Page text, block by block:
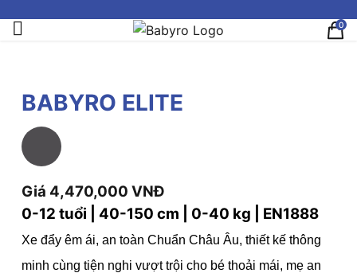
0
BABYRO ELITE
Giá 4,470,000 VNĐ
0-12 tuổi | 40-150 cm | 0-40 kg | EN1888
Xe đẩy êm ái, an toàn Chuẩn Châu Âu, thiết kế thông
minh cùng tiện nghi vượt trội cho bé thoải mái, mẹ an